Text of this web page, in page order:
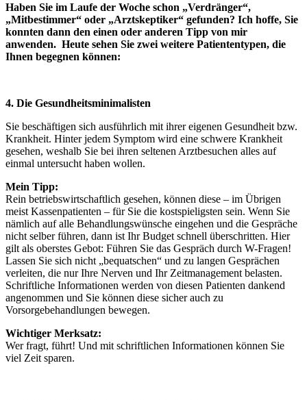
Haben Sie im Laufe der Woche schon „Verdränger“,
„Mitbestimmer“ oder „Arztskeptiker“ gefunden? Ich hoffe, Sie
konnten dann den einen oder anderen Tipp von mir
anwenden. Heute sehen Sie zwei weitere Patiententypen, die
Ihnen begegnen können:
4. Die Gesundheitsminimalisten
Sie beschäftigen sich ausführlich mit ihrer eigenen Gesundheit bzw.
Krankheit. Hinter jedem Symptom wird eine schwere Krankheit
gesehen, weshalb Sie bei ihren seltenen Arztbesuchen alles auf
einmal untersucht haben wollen.
Mein Tipp:
Rein betriebswirtschaftlich gesehen, können diese – im Übrigen
meist Kassenpatienten – für Sie die kostspieligsten sein. Wenn Sie
nämlich auf alle Behandlungswünsche eingehen und die Gespräche
nicht selber führen, dann ist Ihr Budget schnell überschritten. Hier
gilt als oberstes Gebot: Führen Sie das Gespräch durch W-Fragen!
Lassen Sie sich nicht „bequatschen“ und zu langen Gesprächen
verleiten, die nur Ihre Nerven und Ihr Zeitmanagement belasten.
Schriftliche Informationen werden von diesen Patienten dankend
angenommen und Sie können diese sicher auch zu
Vorsorgebehandlungen bewegen.
Wichtiger Merksatz:
Wer fragt, führt! Und mit schriftlichen Informationen können Sie
viel Zeit sparen.